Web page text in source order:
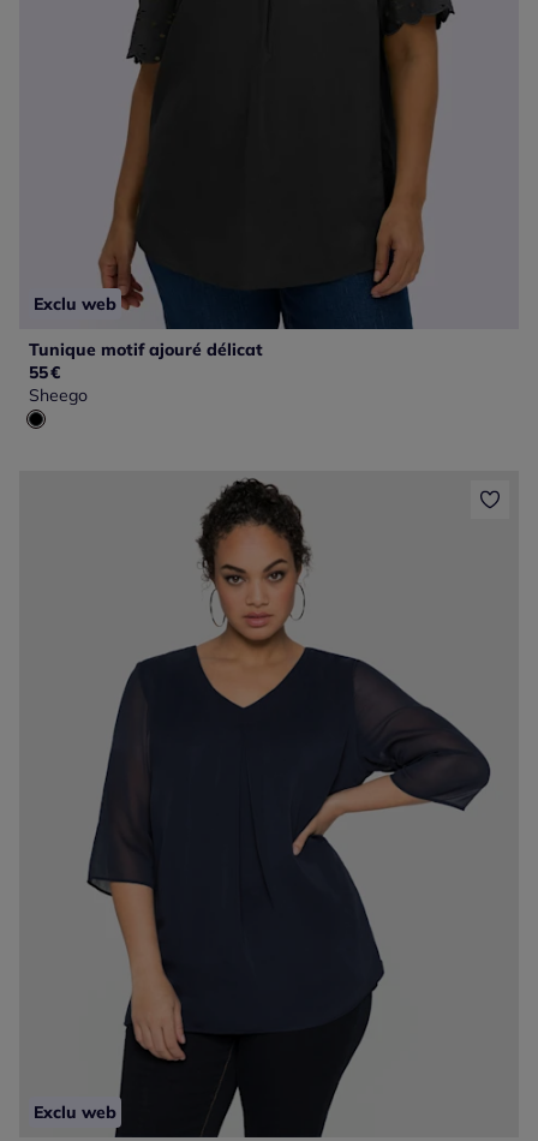
Exclu web
Tunique motif ajouré délicat
55€
Sheego
Exclu web